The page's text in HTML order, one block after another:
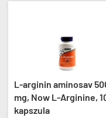
L-arginin aminosav
mg, Now L-Arginine,
kapszula